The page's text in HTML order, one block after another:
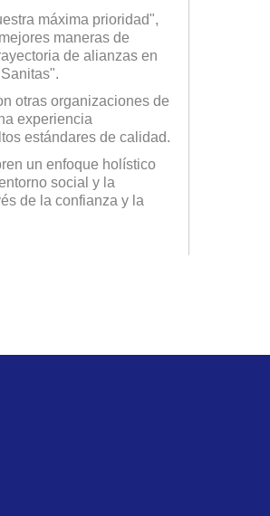
máxima prioridad",
maneras de
de alianzas en
otras organizaciones de
experiencia
estándares de calidad.
un enfoque holístico
social y la
de la confianza y la